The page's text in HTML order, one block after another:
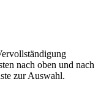
nach oben und nach
zur Auswahl.